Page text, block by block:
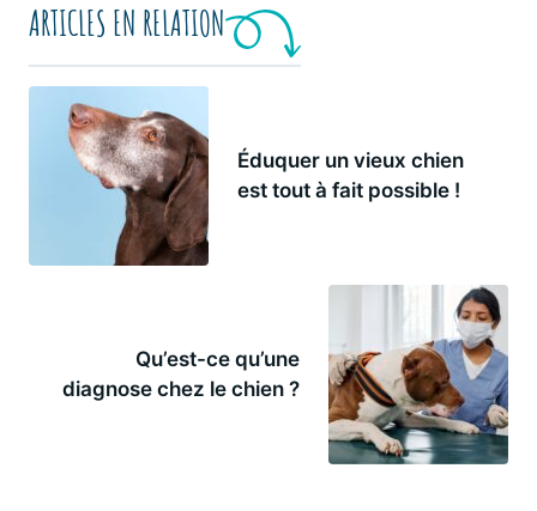
ARTICLES EN RELATION
Éduquer un vieux chien
est tout à fait possible !
Qu’est-ce qu’une
diagnose chez le chien ?